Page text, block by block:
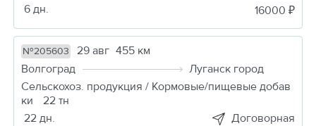
6 дн.
16000 ₽
№205603 29 авг 455 км
Волгоград
Луганск город
Сельскохоз. продукция / Кормовые/пищевые добав
ки
22 тн
22 дн.
Договорная